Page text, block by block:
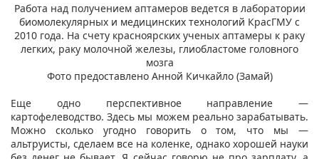
Работа над получением аптамеров ведется в лаборатории
биомолекулярных и медицинских технологий КрасГМУ с
2010 года. На счету красноярских ученых аптамеры к раку
легких, раку молочной железы, глиобластоме головного
мозга
Фото предоставлено Анной Кичкайло (Замай)
Еще одно перспективное направление —
картофелеводство. Здесь мы можем реально зарабатывать.
Можно сколько угодно говорить о том, что мы —
альтруисты, сделаем все на коленке, однако хорошей науки